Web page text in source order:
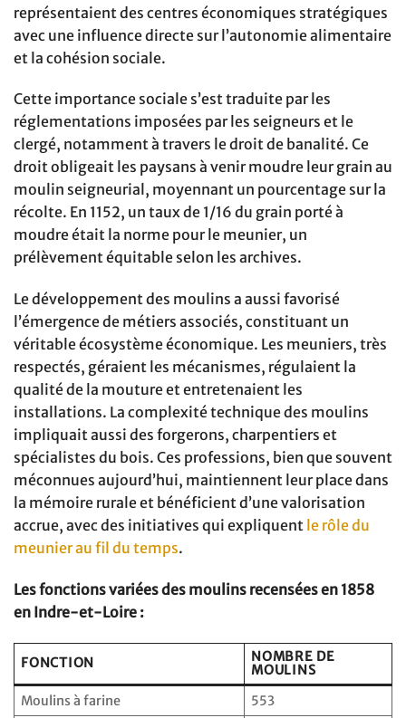
représentaient des centres économiques stratégiques
avec une influence directe sur l’autonomie alimentaire
et la cohésion sociale.
Cette importance sociale s’est traduite par les
réglementations imposées par les seigneurs et le
clergé, notamment à travers le droit de banalité. Ce
droit obligeait les paysans à venir moudre leur grain au
moulin seigneurial, moyennant un pourcentage sur la
récolte. En 1152, un taux de 1/16 du grain porté à
moudre était la norme pour le meunier, un
prélèvement équitable selon les archives.
Le développement des moulins a aussi favorisé
l’émergence de métiers associés, constituant un
véritable écosystème économique. Les meuniers, très
respectés, géraient les mécanismes, régulaient la
qualité de la mouture et entretenaient les
installations. La complexité technique des moulins
impliquait aussi des forgerons, charpentiers et
spécialistes du bois. Ces professions, bien que souvent
méconnues aujourd’hui, maintiennent leur place dans
la mémoire rurale et bénéficient d’une valorisation
accrue, avec des initiatives qui expliquent le rôle du
meunier au fil du temps.
Les fonctions variées des moulins recensées en 1858
en Indre-et-Loire :
FONCTION
NOMBRE DE
MOULINS
Moulins à farine
553